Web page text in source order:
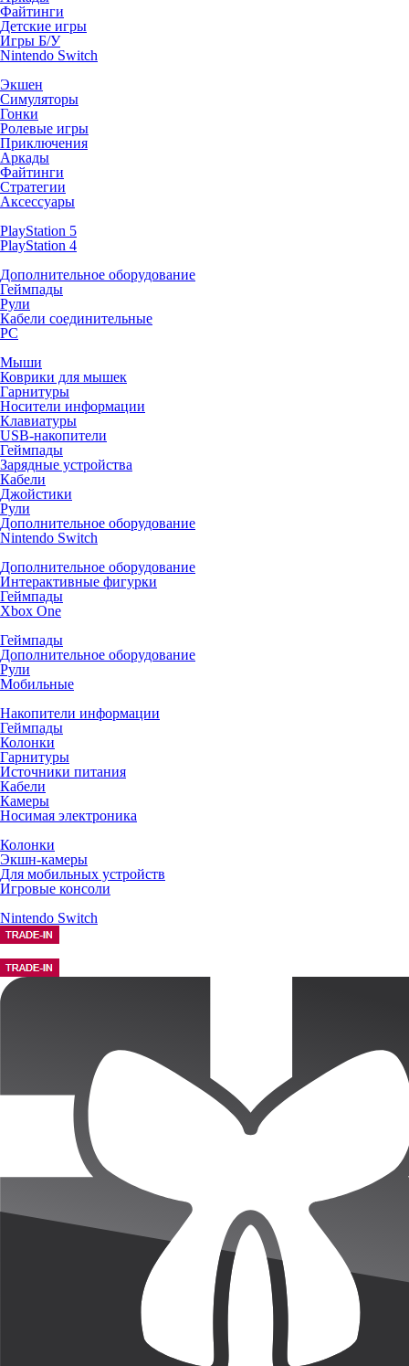
Файтинги
Детские игры
Игры Б/У
Nintendo Switch
Экшен
Симуляторы
Гонки
Ролевые игры
Приключения
Аркады
Файтинги
Стратегии
Аксессуары
PlayStation 5
PlayStation 4
Дополнительное оборудование
Геймпады
Рули
Кабели соединительные
PC
Мыши
Коврики для мышек
Гарнитуры
Носители информации
Клавиатуры
USB-накопители
Геймпады
Зарядные устройства
Кабели
Джойстики
Рули
Дополнительное оборудование
Nintendo Switch
Дополнительное оборудование
Интерактивные фигурки
Геймпады
Xbox One
Геймпады
Дополнительное оборудование
Рули
Мобильные
Накопители информации
Геймпады
Колонки
Гарнитуры
Источники питания
Кабели
Камеры
Носимая электроника
Колонки
Экшн-камеры
Для мобильных устройств
Игровые консоли
Nintendo Switch